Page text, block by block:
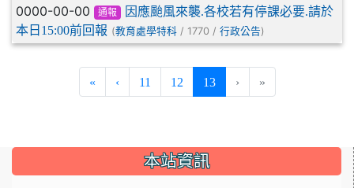
0000-00-00 通報
因應颱風來襲.各校若有停課必要.請於
本日15:00前回報 (教育處學特科 / 1770 / 行政公告)
« ‹ 11 12 13(current)
› »
::: 本站資訊